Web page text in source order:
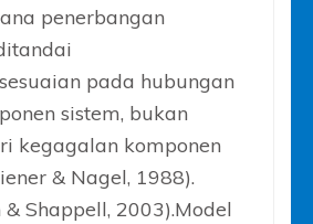
penerbangan
pada hubungan
sistem, bukan
kegagalan komponen
& Nagel, 1988).
Shappell, 2003).Model